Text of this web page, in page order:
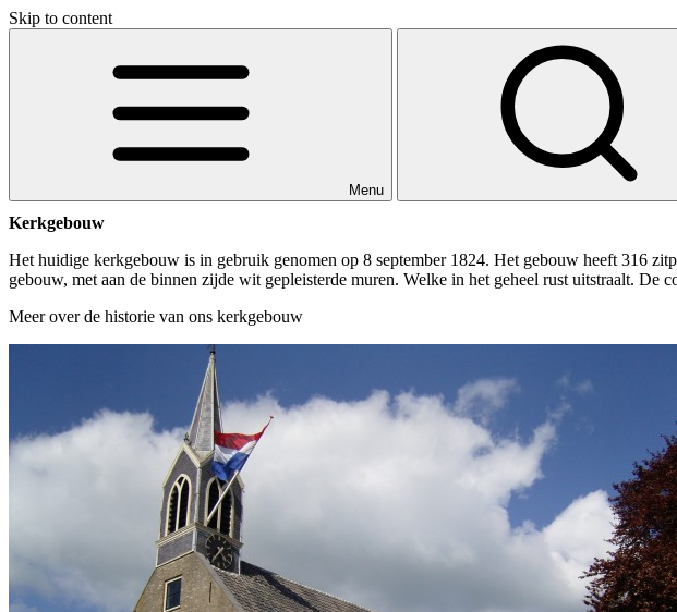
Skip to content
Menu
Kerkgebouw
Het huidige kerkgebouw is in gebruik genomen op 8 september 1824. Het gebouw heeft 316
gebouw, met aan de binnen zijde wit gepleisterde muren. Welke in het geheel rust uitstraalt.
Meer over de historie van ons kerkgebouw